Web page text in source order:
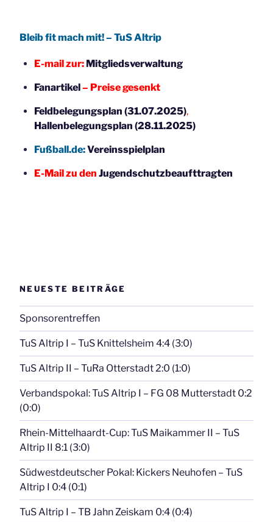
Bleib fit mach mit! – TuS Altrip
E-mail zur: Mitgliedsverwaltung
Fanartikel– Preise gesenkt
Feldbelegungsplan (31.07.2025),
Hallenbelegungsplan (28.11.2025)
Fußball.de:Vereinsspielplan
E-Mail zu den Jugendschutzbeaufttragten
NEUESTE BEITRÄGE
Sponsorentreffen
TuS Altrip I – TuS Knittelsheim 4:4 (3:0)
TuS Altrip II – TuRa Otterstadt 2:0 (1:0)
Verbandspokal: TuS Altrip I – FG 08 Mutterstadt 0:2
(0:0)
Rhein-Mittelhaardt-Cup: TuS Maikammer II – TuS
Altrip II 8:1 (3:0)
Südwestdeutscher Pokal: Kickers Neuhofen – TuS
Altrip I 0:4 (0:1)
TuS Altrip I – TB Jahn Zeiskam 0:4 (0:4)